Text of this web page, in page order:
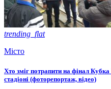
trending_flat
Місто
Хто зміг потрапити на фінал
стадіоні (фоторепортаж, відео)